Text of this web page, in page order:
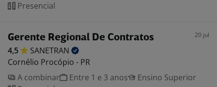
Presencial
Gerente Regional De Contratos 20 jul
4,5
SANETRAN
Cornélio Procópio - PR
A combinar
Entre 1 e 3 anos
Ensino Superior